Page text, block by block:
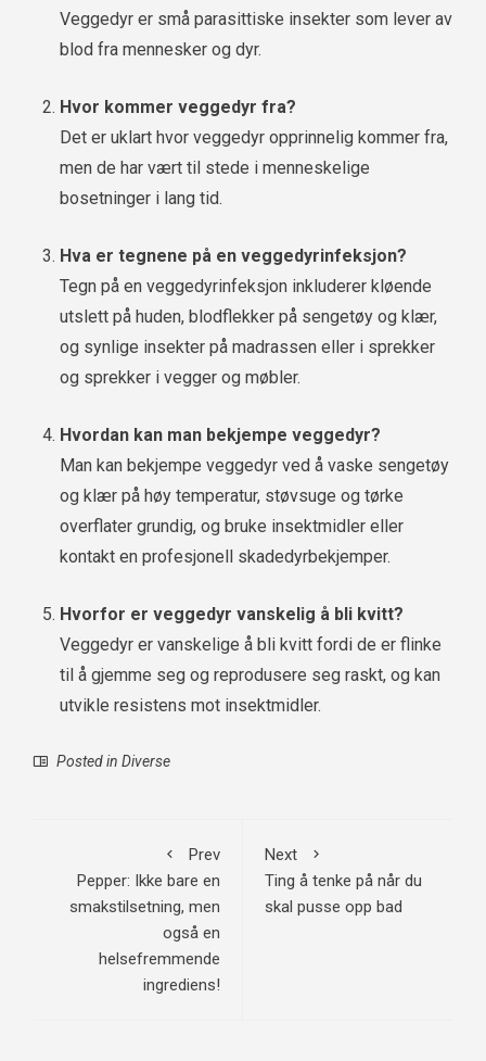
Veggedyr er små parasittiske insekter som lever av
blod fra mennesker og dyr.
Hvor kommer veggedyr fra?
Det er uklart hvor veggedyr opprinnelig kommer fra,
men de har vært til stede i menneskelige
bosetninger i lang tid.
Hva er tegnene på en veggedyrinfeksjon?
Tegn på en veggedyrinfeksjon inkluderer kløende
utslett på huden, blodflekker på sengetøy og klær,
og synlige insekter på madrassen eller i sprekker
og sprekker i vegger og møbler.
Hvordan kan man bekjempe veggedyr?
Man kan bekjempe veggedyr ved å vaske sengetøy
og klær på høy temperatur, støvsuge og tørke
overflater grundig, og bruke insektmidler eller
kontakt en profesjonell skadedyrbekjemper.
Hvorfor er veggedyr vanskelig å bli kvitt?
Veggedyr er vanskelige å bli kvitt fordi de er flinke
til å gjemme seg og reprodusere seg raskt, og kan
utvikle resistens mot insektmidler.
Posted in Diverse
Prev
Pepper: Ikke bare en
smakstilsetning, men
også en
helsefremmende
ingrediens!
Next
Ting å tenke på når du
skal pusse opp bad